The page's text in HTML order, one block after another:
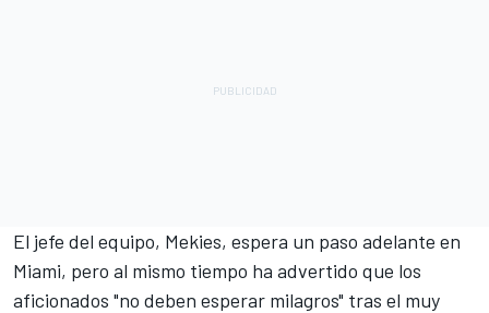
El jefe del equipo, Mekies, espera un paso adelante en
Miami, pero al mismo tiempo ha advertido que los
aficionados "no deben esperar milagros" tras el muy